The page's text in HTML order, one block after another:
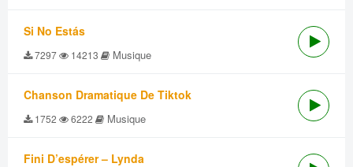
Si No Estás
7297 14213 Musique
Chanson Dramatique De Tiktok
1752 6222 Musique
Fini D’espérer – Lynda